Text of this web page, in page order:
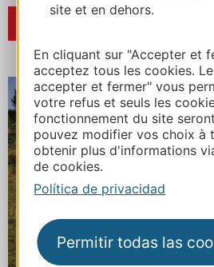
site et en dehors.
En cliquant sur "Accepter et
acceptez tous les cookies.
accepter et fermer" vous
votre refus et seuls les
fonctionnement du site
pouvez modifier vos choix à
obtenir plus d'informations
de cookies.
Política de privacidad
Permitir todas las